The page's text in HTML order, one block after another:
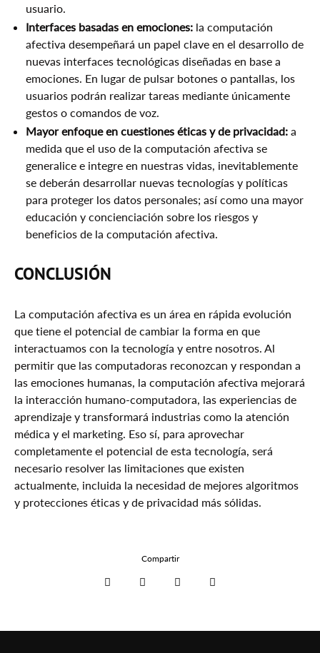
usuario.
Interfaces basadas en emociones: la computación
afectiva desempeñará un papel clave en el desarrollo de
nuevas interfaces tecnológicas diseñadas en base a
emociones. En lugar de pulsar botones o pantallas, los
usuarios podrán realizar tareas mediante únicamente
gestos o comandos de voz.
Mayor enfoque en cuestiones éticas y de privacidad: a
medida que el uso de la computación afectiva se
generalice e integre en nuestras vidas, inevitablemente
se deberán desarrollar nuevas tecnologías y políticas
para proteger los datos personales; así como una mayor
educación y concienciación sobre los riesgos y
beneficios de la computación afectiva.
CONCLUSIÓN
La computación afectiva es un área en rápida evolución
que tiene el potencial de cambiar la forma en que
interactuamos con la tecnología y entre nosotros. Al
permitir que las computadoras reconozcan y respondan a
las emociones humanas, la computación afectiva mejorará
la interacción humano-computadora, las experiencias de
aprendizaje y transformará industrias como la atención
médica y el marketing. Eso sí, para aprovechar
completamente el potencial de esta tecnología, será
necesario resolver las limitaciones que existen
actualmente, incluida la necesidad de mejores algoritmos
y protecciones éticas y de privacidad más sólidas.
Compartir